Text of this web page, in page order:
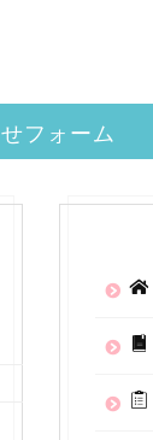
フォーム